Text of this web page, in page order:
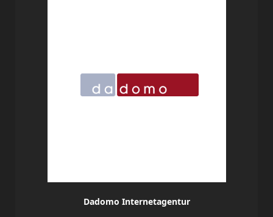
Dadomo Internetagentur